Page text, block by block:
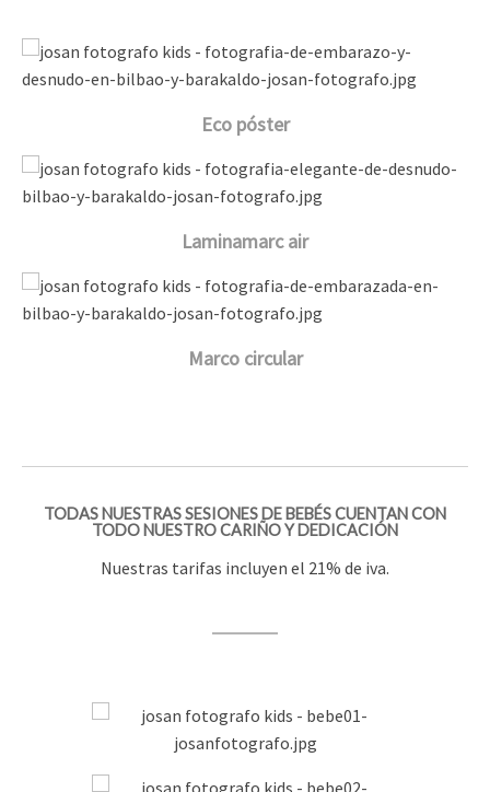
Eco póster
Laminamarc air
Marco circular
TODAS NUESTRAS SESIONES DE BEBÉS CUENTAN CON
TODO NUESTRO CARIÑO Y DEDICACIÓN
Nuestras tarifas incluyen el 21% de iva.